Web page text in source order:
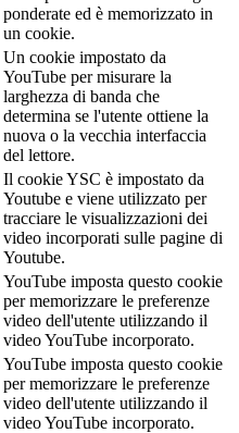
ponderate ed è memorizzato in
un cookie.
Un cookie impostato da
YouTube per misurare la
larghezza di banda che
determina se l'utente ottiene la
nuova o la vecchia interfaccia
del lettore.
Il cookie YSC è impostato da
Youtube e viene utilizzato per
tracciare le visualizzazioni dei
video incorporati sulle pagine di
Youtube.
YouTube imposta questo cookie
per memorizzare le preferenze
video dell'utente utilizzando il
video YouTube incorporato.
YouTube imposta questo cookie
per memorizzare le preferenze
video dell'utente utilizzando il
video YouTube incorporato.